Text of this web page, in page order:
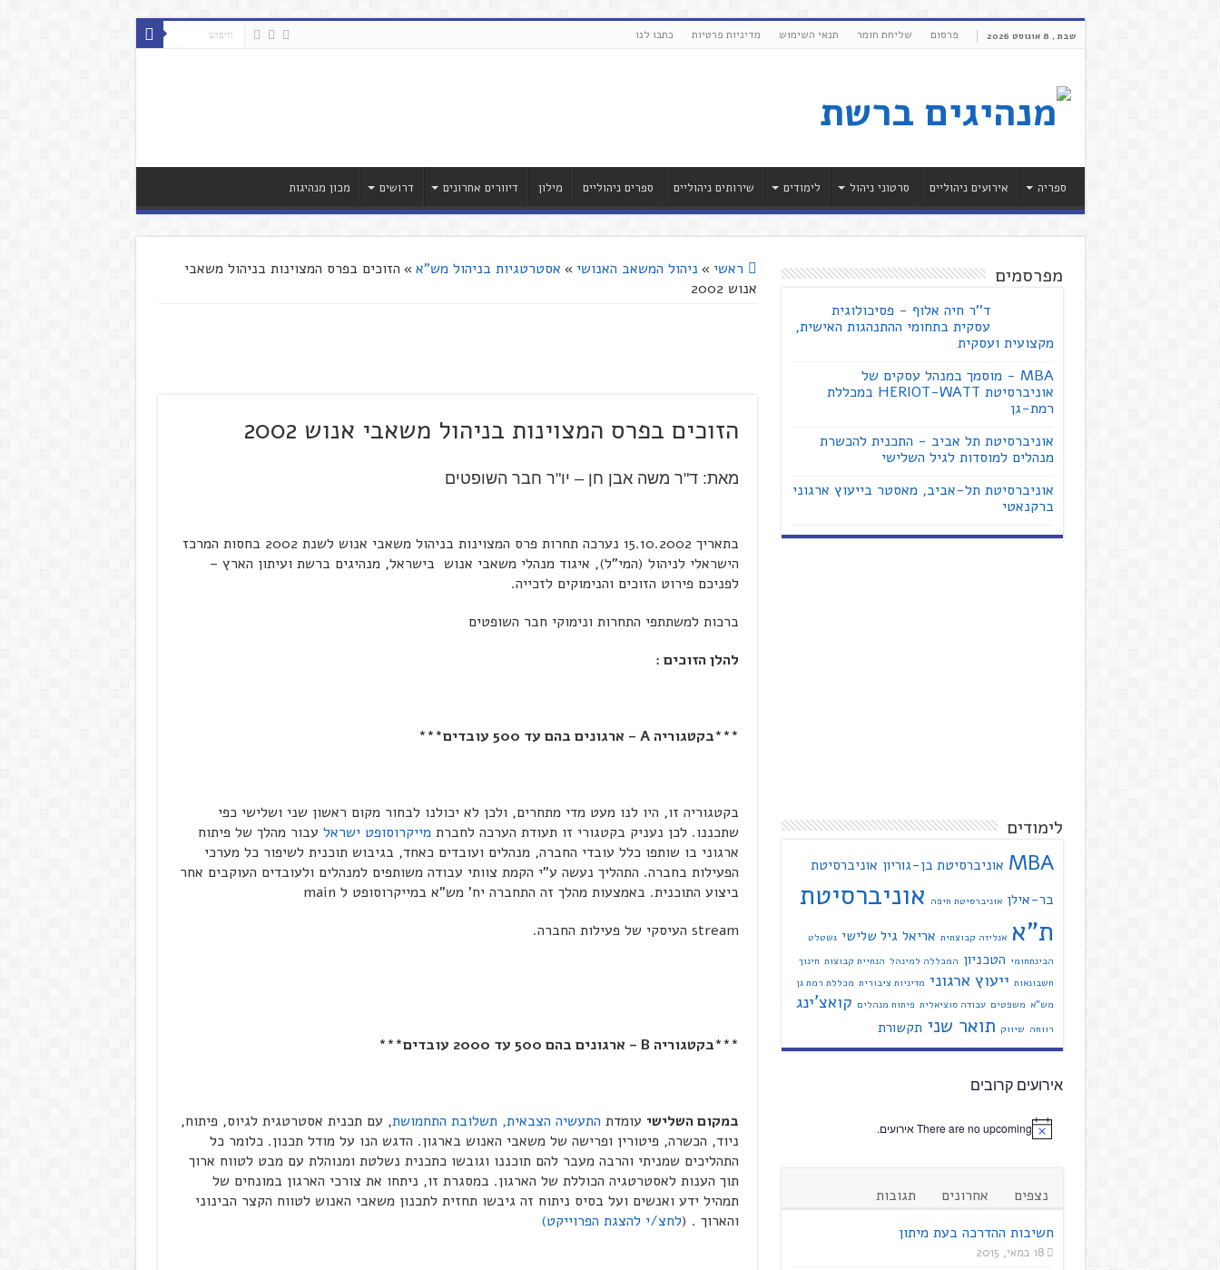
שבת , 8 אוגוסט 2026 פרסום שליחת חומר תנאי השימוש מדיניות פרטיות כתבו לנו
ספריה אירועים ניהוליים סרטוני ניהול לימודים שירותים ניהוליים ספרים ניהוליים מילון דיוורים אחרונים דרושים מכון מנהיגות
ראשי » ניהול המשאב האנושי » אסטרטגיות בניהול מש"א » הזוכים בפרס המצוינות בניהול משאבי
אנוש 2002
הזוכים בפרס המצוינות בניהול משאבי אנוש 2002
מאת: ד"ר משה אבן חן – יו"ר חבר השופטים
בתאריך 15.10.2002 נערכה תחרות פרס המצוינות בניהול משאבי אנוש לשנת 2002 בחסות המרכז
הישראלי לניהול (המי"ל), איגוד מנהלי משאבי אנוש בישראל, מנהיגים ברשת ועיתון הארץ –
לפניכם פירוט הזוכים והנימוקים לזכייה.
ברכות למשתתפי התחרות ונימוקי חבר השופטים
להלן הזוכים :
***בקטגוריהA – ארגונים בהם עד 500 עובדים***
בקטגוריה זו, היו לנו מעט מדי מתחרים, ולכן לא יכולנו לבחור מקום ראשון שני ושלישי כפי
שתכננו. לכן נעניק בקטגורי זו תעודת הערכה לחברת מייקרוסופט ישראל עבור מהלך של פיתוח
ארגוני בו שותפו כלל עובדי החברה, מנהלים ועובדים כאחד, בגיבוש תוכנית לשיפור כל מערכי
הפעילות בחברה. התהליך נעשה ע"י הקמת צוותי עבודה משותפים למנהלים ולעובדים העוקבים אחר
ביצוע התוכנית. באמצעות מהלך זה התחברה יח' מש"א במייקרוסופט ל main
stream העיסקי של פעילות החברה.
***בקטגוריה B – ארגונים בהם 500 עד 2000 עובדים***
במקום השלישי עומדת התעשיה הצבאית, תשלובת התחמושת, עם תכנית אסטרטגית לגיוס, פיתוח,
ניוד, הכשרה, פיטורין ופרישה של משאבי האנוש בארגון. הדגש הנו על מודל תכנון. כלומר כל
התהליכים שמניתי והרבה מעבר להם תוכננו וגובשו כתכנית נשלטת ומנוהלת עם מבט לטווח ארוך
תוך הענות לאסטרטגיה הכוללת של הארגון. במסגרת זו, ניתחו את צורכי הארגון במונחים של
תמהיל ידע ואנשים ועל בסיס ניתוח זה גיבשו תחזית לתכנון משאבי האנוש לטווח הקצר הבינוני
והארוך . (לחצ/י להצגת הפרוייקט)
מפרסמים
ד''ר חיה אלוף - פסיכולוגית
עסקית בתחומי ההתנהגות האישית,
מקצועית ועסקית
MBA - מוסמך במנהל עסקים של
אוניברסיטת HERIOT-WATT במכללת
רמת-גן
אוניברסיטת תל אביב - התכנית להכשרת
מנהלים למוסדות לגיל השלישי
אוניברסיטת תל-אביב, מאסטר בייעוץ ארגוני
ברקנאטי
לימודים
MBA אוניברסיטת בן-גוריון אוניברסיטת
בר-אילן אוניברסיטת חיפה אוניברסיטת
ת"א אנליזה קבוצתית אריאל גיל שלישי גשטלט
הבינתחומי הטכניון המכללה למינהל הנחיית קבוצות חינוך
חשבונאות ייעוץ ארגוני מדיניות ציבורית מכללת רמת גן
מש"א משפטים עבודה סוציאלית פיתוח מנהלים קואצ'ינג
רווחה שיווק תואר שני תקשורת
אירועים קרובים
There are no upcoming אירועים.
נצפים אחרונים
תגובות
חשיבות ההדרכה בעת מיתון
18 במאי, 2015